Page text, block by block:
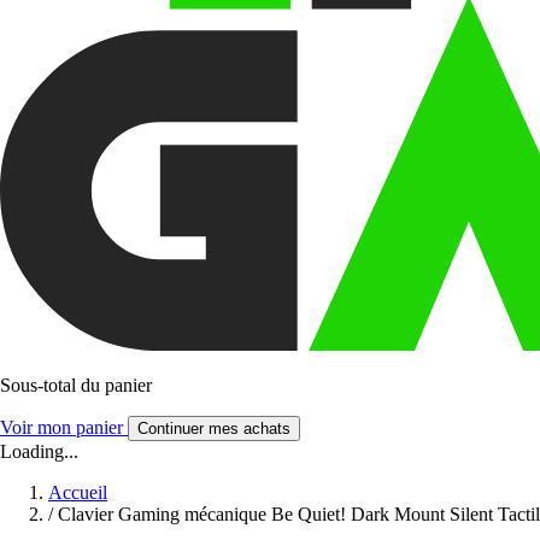
Sous-total du panier
Voir mon panier Continuer mes achats
Loading...
Accueil
/ Clavier Gaming mécanique Be Quiet! Dark Mount Silent